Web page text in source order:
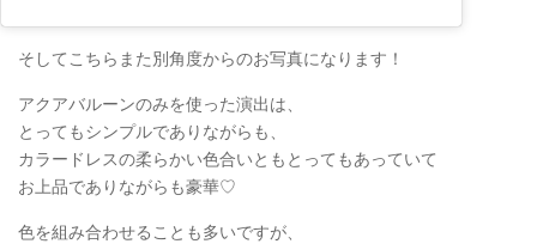
そしてこちらまた別角度からのお写真になります！
アクアバルーンのみを使った演出は、
とってもシンプルでありながらも、
カラードレスの柔らかい色合いともとってもあっていて
お上品でありながらも豪華♡
色を組み合わせることも多いですが、